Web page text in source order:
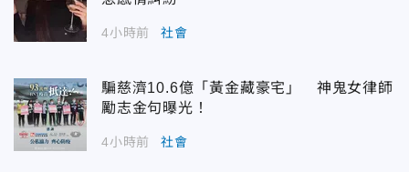
4小時前 社會
騙慈濟10.6億「黃金藏豪宅」 神鬼女律師
勵志金句曝光！
4小時前 社會